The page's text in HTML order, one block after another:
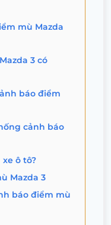
mù Mazda
3 có
báo điểm
cảnh báo
ô tô?
Mazda 3
báo điểm mù